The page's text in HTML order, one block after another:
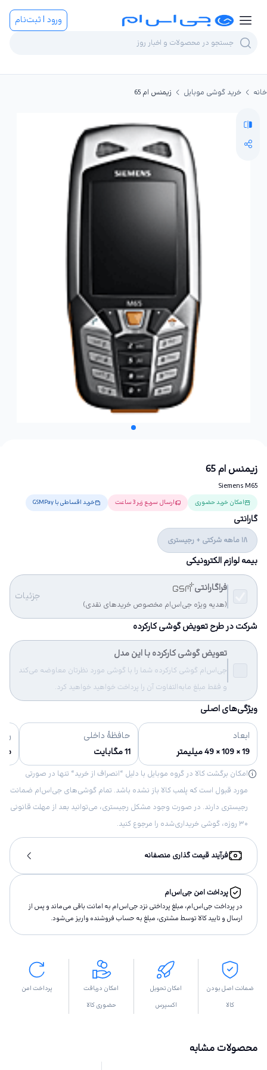
ورود | ثبت‌نام
خانه خرید گوشی موبایل زیمنس ام 65
زیمنس ام 65
Siemens M65
امکان خرید حضوری ارسال سریع زیر 3 ساعت خرید اقساطی با GSMPay
گارانتی
18 ماهه شرکتی + رجیستری
بیمه لوازم الکترونیکی
فراگارانتی
(هدیه ویژه جی‌اس‌ام مخصوص خریدهای نقدی)
جزئیات
شرکت در طرح تعویض گوشی کارکرده
تعویض گوشی کارکرده با این مدل
جی‌اس‌ام گوشی کارکرده شما را با گوشی مورد نظرتان معاوضه می‌کند
و فقط مبلغ مابه‌التفاوت آن را پرداخت خواهید خواهید کرد.
ویژگی‌های اصلی
ابعاد
19 × 109 × 49 میلیمتر
حافظهٔ داخلی
11 مگابایت
امکان برگشت کالا در گروه موبایل با دلیل “انصراف از خرید“ تنها در صورتی
مورد قبول است که پلمب کالا باز نشده باشد. تمام گوشی‌های جی‌اس‌ام ضمانت
رجیستری دارند. در صورت وجود مشکل رجیستری، می‌توانید بعد از مهلت قانونی
۳۰ روزه، گوشی خریداری‌شده را مرجوع کنید.
فرآیند قیمت گذاری منصفانه
پرداخت امن جی‌اس‌ام
در پرداخت جی‌اس‌ام، مبلغ پرداختى نزد جی‌اس‌ام به امانت باقى مى‌ماند و پس از
ارسال و تاييد كالا توسط مشتری، مبلغ به حساب فروشنده واريز مى‌شود.
ضمانت اصل بودن
کالا
امکان تحویل
اکسپرس
امکان دریافت
حضوری کالا
پرداخت امن
محصولات مشابه